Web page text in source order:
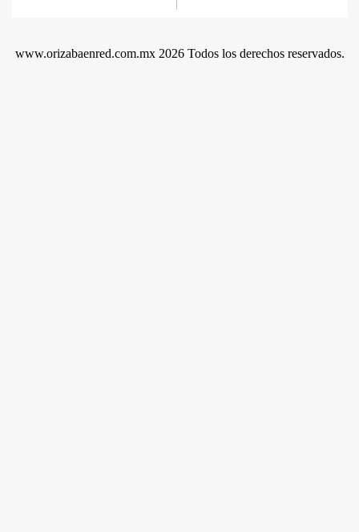
www.orizabaenred.com.mx 2026 Todos los derechos reservados.